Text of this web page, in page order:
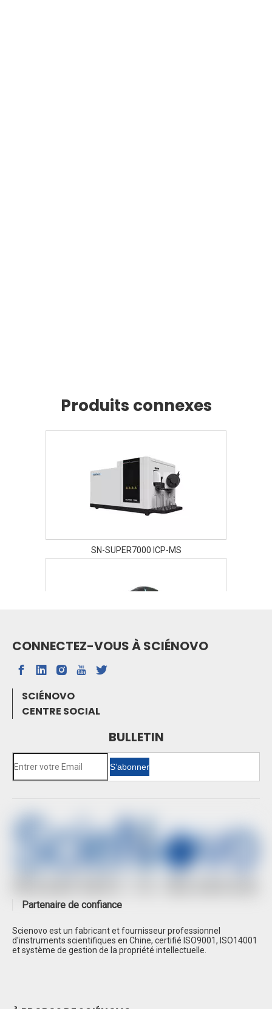
Produits connexes
SN-SUPER7000 ICP-MS
SN-FTIR-530A FTIR
Spectrophotomètre d'absorption atomique de
four à graphite SN-AAS810F
Spectrométrie d'absorption atomique SN-
Chromatographie en phase gazeuse SN-
GC1120
Spectroscopie d'absorption atomique à double
faisceau SN-AA320N
Chromatographie en phase gazeuse SN-
Chromatographe ionique SN-CIC-D120
CONNECTEZ-VOUS À SCIÉNOVO
SCIÉNOVO
CENTRE SOCIAL
BULLETIN
S’abonner
Partenaire de confiance
Scienovo est un fabricant et fournisseur professionnel
d'instruments scientifiques en Chine, certifié ISO9001, ISO14001
et système de gestion de la propriété intellectuelle.